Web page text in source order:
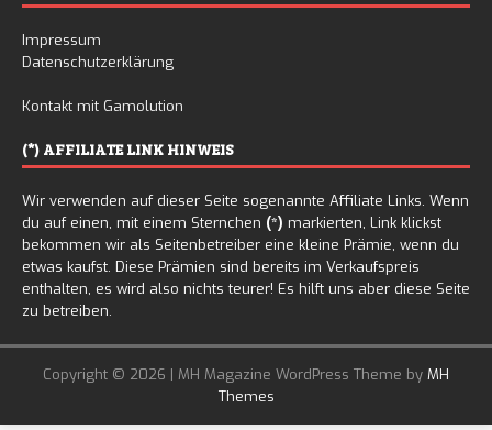
Impressum
Datenschutzerklärung
Kontakt mit Gamolution
(*) AFFILIATE LINK HINWEIS
Wir verwenden auf dieser Seite sogenannte Affiliate Links. Wenn
du auf einen, mit einem Sternchen (*) markierten, Link klickst
bekommen wir als Seitenbetreiber eine kleine Prämie, wenn du
etwas kaufst. Diese Prämien sind bereits im Verkaufspreis
enthalten, es wird also nichts teurer! Es hilft uns aber diese Seite
zu betreiben.
Copyright © 2026 | MH Magazine WordPress Theme by MH
Themes